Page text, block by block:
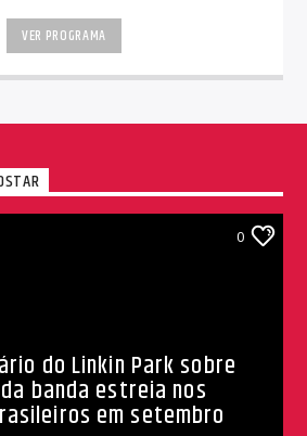
VER PROGRAMA
0
do Linkin Park sobre
banda estreia nos
em setembro